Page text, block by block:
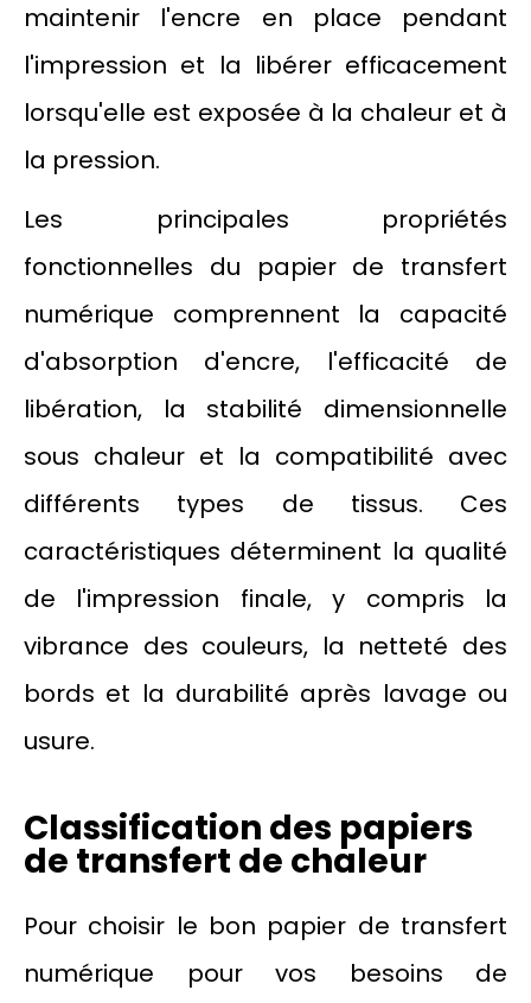
maintenir l'encre en place pendant
l'impression et la libérer efficacement
lorsqu'elle est exposée à la chaleur et à
la pression.
Les principales propriétés
fonctionnelles du papier de transfert
numérique comprennent la capacité
d'absorption d'encre, l'efficacité de
libération, la stabilité dimensionnelle
sous chaleur et la compatibilité avec
différents types de tissus. Ces
caractéristiques déterminent la qualité
de l'impression finale, y compris la
vibrance des couleurs, la netteté des
bords et la durabilité après lavage ou
usure.
Classification des papiers
de transfert de chaleur
Pour choisir le bon papier de transfert
numérique pour vos besoins de